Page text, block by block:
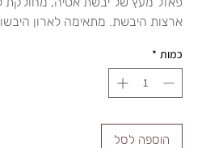
ארצות היבשת. מתאימה לארון
כמות *
הוספה לסל